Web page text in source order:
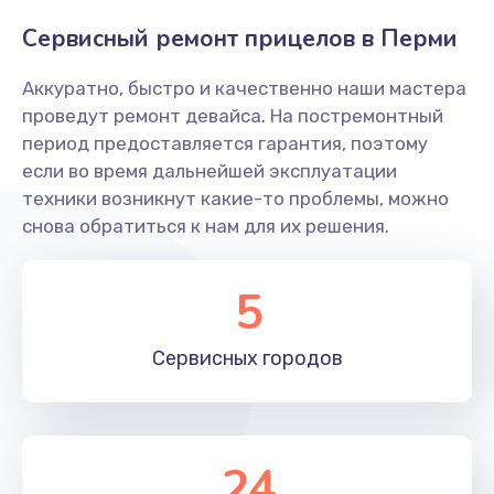
590 руб.
Ремонт встроенного дальнометра и других
устройств
750 руб.
Заказать
1100 руб.
Заказать
Прошивка (Обновление ПО)
450 руб.
Заказать
Сервисный ремонт прицелов в Перми
Аккуратно, быстро и качественно наши мастера
проведут ремонт девайса. На постремонтный
период предоставляется гарантия, поэтому
если во время дальнейшей эксплуатации
техники возникнут какие-то проблемы, можно
снова обратиться к нам для их решения.
5
Сервисных городов